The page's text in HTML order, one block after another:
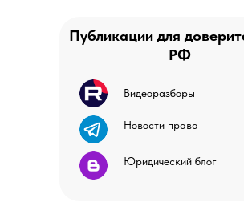
Публикации для
РФ
Юридический блог
Новости права
Видеоразборы